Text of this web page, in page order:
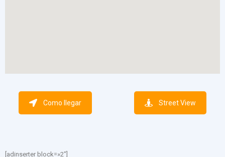
Como llegar Street View
[adinserter block=»2″]